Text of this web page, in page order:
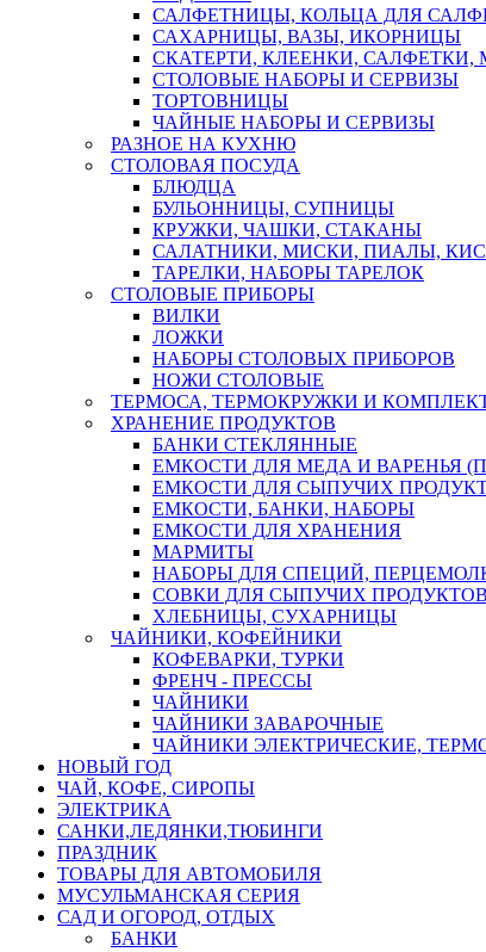
САЛФЕТНИЦЫ, КОЛЬЦА ДЛЯ
САХАРНИЦЫ, ВАЗЫ, ИКОРНИЦЫ
СКАТЕРТИ, КЛЕЕНКИ, САЛФЕТКИ,
СТОЛОВЫЕ НАБОРЫ И СЕРВИЗЫ
ТОРТОВНИЦЫ
ЧАЙНЫЕ НАБОРЫ И СЕРВИЗЫ
РАЗНОЕ НА КУХНЮ
СТОЛОВАЯ ПОСУДА
БЛЮДЦА
БУЛЬОННИЦЫ, СУПНИЦЫ
КРУЖКИ, ЧАШКИ, СТАКАНЫ
САЛАТНИКИ, МИСКИ, ПИАЛЫ,
ТАРЕЛКИ, НАБОРЫ ТАРЕЛОК
СТОЛОВЫЕ ПРИБОРЫ
ВИЛКИ
ЛОЖКИ
НАБОРЫ СТОЛОВЫХ ПРИБОРОВ
НОЖИ СТОЛОВЫЕ
ТЕРМОСА, ТЕРМОКРУЖКИ И
ХРАНЕНИЕ ПРОДУКТОВ
БАНКИ СТЕКЛЯННЫЕ
ЕМКОСТИ ДЛЯ МЕДА И ВАРЕНЬЯ
ЕМКОСТИ ДЛЯ СЫПУЧИХ
ЕМКОСТИ, БАНКИ, НАБОРЫ
ЕМКОСТИ ДЛЯ ХРАНЕНИЯ
МАРМИТЫ
НАБОРЫ ДЛЯ СПЕЦИЙ,
СОВКИ ДЛЯ СЫПУЧИХ ПРОДУКТОВ
ХЛЕБНИЦЫ, СУХАРНИЦЫ
ЧАЙНИКИ, КОФЕЙНИКИ
КОФЕВАРКИ, ТУРКИ
ФРЕНЧ - ПРЕССЫ
ЧАЙНИКИ
ЧАЙНИКИ ЗАВАРОЧНЫЕ
ЧАЙНИКИ ЭЛЕКТРИЧЕСКИЕ,
НОВЫЙ ГОД
ЧАЙ, КОФЕ, СИРОПЫ
ЭЛЕКТРИКА
САНКИ,ЛЕДЯНКИ,ТЮБИНГИ
ПРАЗДНИК
ТОВАРЫ ДЛЯ АВТОМОБИЛЯ
МУСУЛЬМАНСКАЯ СЕРИЯ
САД И ОГОРОД, ОТДЫХ
БАНКИ